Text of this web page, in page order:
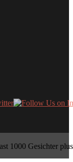
1000 Gesichter